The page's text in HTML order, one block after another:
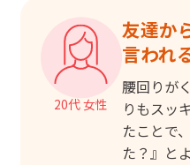
20代 女性
友達か
言われ
腰回りが
りもスッ
たことで
た？』と